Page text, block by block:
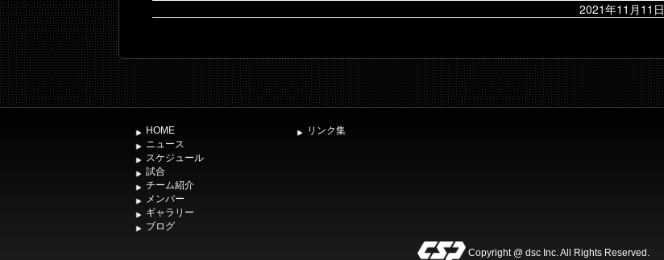
2021年11月11日
HOME
ニュース
スケジュール
試合
チーム紹介
メンバー
ギャラリー
ブログ
リンク集
Copyright @ dsc Inc. All Rights Reserved.